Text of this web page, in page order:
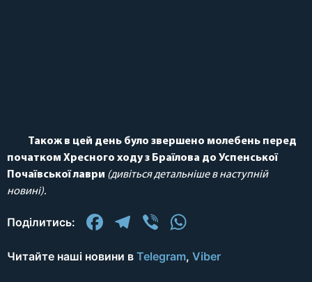
Також в цей день було звершено молебень перед
початком Хресного ходу з Браїлова до Успенської
Почаївської лаври (дивіться детальніше в наступній
новині).
Поділитись: Facebook
Telegram
Viber
Читайте наші новини в Telegram, Viber